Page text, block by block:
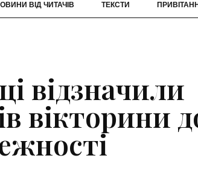
ВІД ЧИТАЧІВ ТЕКСТИ
відзначили
вікторини